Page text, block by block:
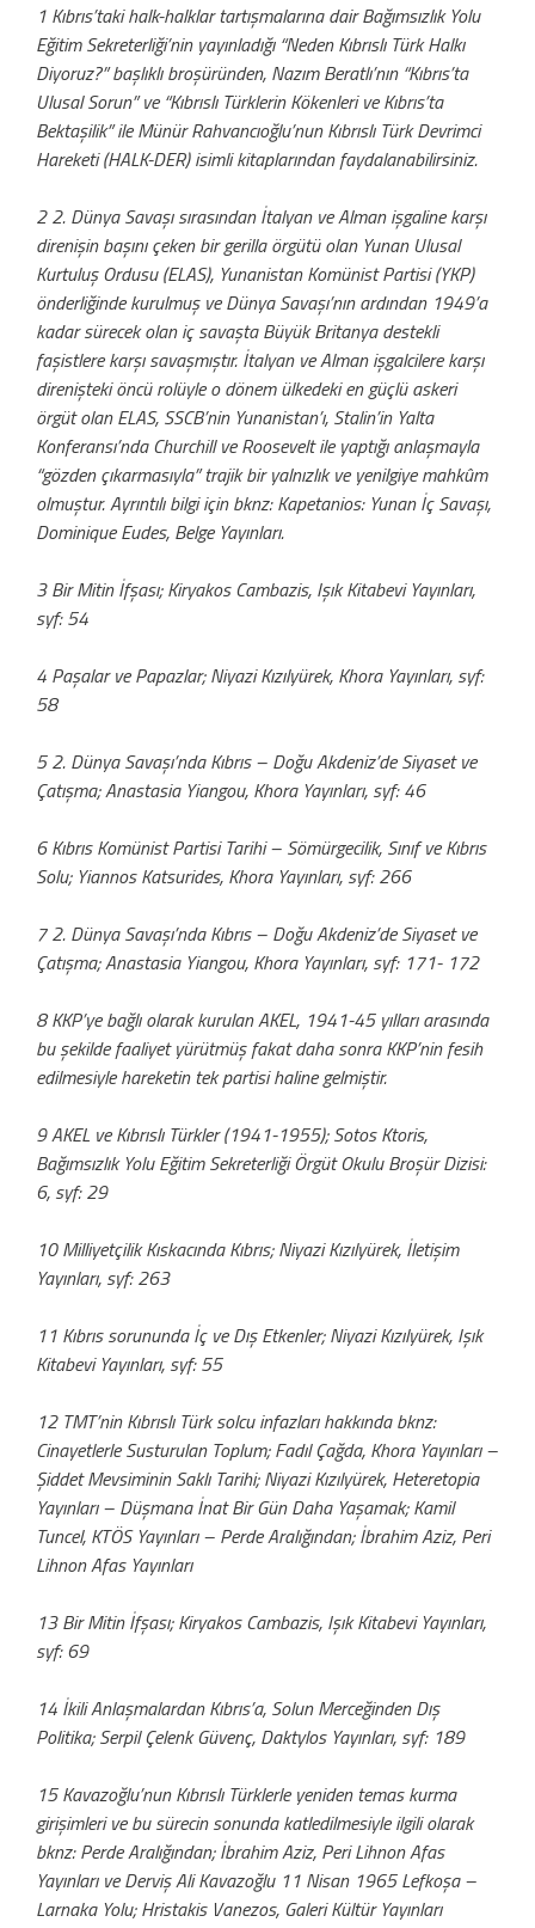
1 Kıbrıs’taki halk-halklar tartışmalarına dair Bağımsızlık Yolu
Eğitim Sekreterliği’nin yayınladığı “Neden Kıbrıslı Türk Halkı
Diyoruz?” başlıklı broşüründen, Nazım Beratlı’nın “Kıbrıs’ta
Ulusal Sorun” ve “Kıbrıslı Türklerin Kökenleri ve Kıbrıs’ta
Bektaşilik” ile Münür Rahvancıoğlu’nun Kıbrıslı Türk Devrimci
Hareketi (HALK-DER) isimli kitaplarından faydalanabilirsiniz.
2 2. Dünya Savaşı sırasından İtalyan ve Alman işgaline karşı
direnişin başını çeken bir gerilla örgütü olan Yunan Ulusal
Kurtuluş Ordusu (ELAS), Yunanistan Komünist Partisi (YKP)
önderliğinde kurulmuş ve Dünya Savaşı’nın ardından 1949’a
kadar sürecek olan iç savaşta Büyük Britanya destekli
faşistlere karşı savaşmıştır. İtalyan ve Alman işgalcilere karşı
direnişteki öncü rolüyle o dönem ülkedeki en güçlü askeri
örgüt olan ELAS, SSCB’nin Yunanistan’ı, Stalin’in Yalta
Konferansı’nda Churchill ve Roosevelt ile yaptığı anlaşmayla
“gözden çıkarmasıyla” trajik bir yalnızlık ve yenilgiye mahkûm
olmuştur. Ayrıntılı bilgi için bknz: Kapetanios: Yunan İç Savaşı,
Dominique Eudes, Belge Yayınları.
3 Bir Mitin İfşası; Kiryakos Cambazis, Işık Kitabevi Yayınları,
syf: 54
4 Paşalar ve Papazlar; Niyazi Kızılyürek, Khora Yayınları, syf:
58
5 2. Dünya Savaşı’nda Kıbrıs – Doğu Akdeniz’de Siyaset ve
Çatışma; Anastasia Yiangou, Khora Yayınları, syf: 46
6 Kıbrıs Komünist Partisi Tarihi – Sömürgecilik, Sınıf ve Kıbrıs
Solu; Yiannos Katsurides, Khora Yayınları, syf: 266
7 2. Dünya Savaşı’nda Kıbrıs – Doğu Akdeniz’de Siyaset ve
Çatışma; Anastasia Yiangou, Khora Yayınları, syf: 171- 172
8 KKP’ye bağlı olarak kurulan AKEL, 1941-45 yılları arasında
bu şekilde faaliyet yürütmüş fakat daha sonra KKP’nin fesih
edilmesiyle hareketin tek partisi haline gelmiştir.
9 AKEL ve Kıbrıslı Türkler (1941-1955); Sotos Ktoris,
Bağımsızlık Yolu Eğitim Sekreterliği Örgüt Okulu Broşür Dizisi:
6, syf: 29
10 Milliyetçilik Kıskacında Kıbrıs; Niyazi Kızılyürek, İletişim
Yayınları, syf: 263
11 Kıbrıs sorununda İç ve Dış Etkenler; Niyazi Kızılyürek, Işık
Kitabevi Yayınları, syf: 55
12 TMT’nin Kıbrıslı Türk solcu infazları hakkında bknz:
Cinayetlerle Susturulan Toplum; Fadıl Çağda, Khora Yayınları –
Şiddet Mevsiminin Saklı Tarihi; Niyazi Kızılyürek, Heteretopia
Yayınları – Düşmana İnat Bir Gün Daha Yaşamak; Kamil
Tuncel, KTÖS Yayınları – Perde Aralığından; İbrahim Aziz, Peri
Lihnon Afas Yayınları
13 Bir Mitin İfşası; Kiryakos Cambazis, Işık Kitabevi Yayınları,
syf: 69
14 İkili Anlaşmalardan Kıbrıs’a, Solun Merceğinden Dış
Politika; Serpil Çelenk Güvenç, Daktylos Yayınları, syf: 189
15 Kavazoğlu’nun Kıbrıslı Türklerle yeniden temas kurma
girişimleri ve bu sürecin sonunda katledilmesiyle ilgili olarak
bknz: Perde Aralığından; İbrahim Aziz, Peri Lihnon Afas
Yayınları ve Derviş Ali Kavazoğlu 11 Nisan 1965 Lefkoşa –
Larnaka Yolu; Hristakis Vanezos, Galeri Kültür Yayınları